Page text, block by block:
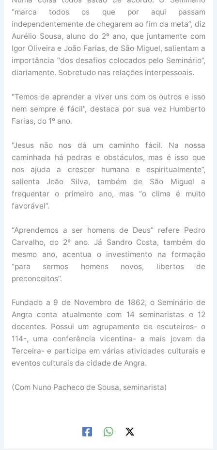
“marca todos os que por aqui passam
independentemente de chegarem ao fim da meta”, diz
Aurélio Sousa, aluno do 2º ano, que juntamente com
Igor Oliveira e João Farias, de São Miguel, salientam a
importância “dos desafios colocados pelo Seminário”,
diariamente. Sobretudo nas relações interpessoais.
“Temos de aprender a viver uns com os outros e isso
nem sempre é fácil”, destaca por sua vez Humberto
Farias, do 1º ano.
“Jesus não nos dá um caminho fácil. Na nossa
caminhada há pedras e obstáculos, mas é isso que
nos ajuda a crescer humana e espiritualmente”,
salienta João Silva, também de São Miguel a
frequentar o primeiro ano, mas “o clima é muito
favorável”.
“Aprendemos a ser homens de Deus” refere Pedro
Carvalho, do 2º ano. Já Sandro Costa, também do
mesmo ano, acentua o investimento na formação
“para sermos homens novos, libertos de
preconceitos”.
Fundado a 9 de Novembro de 1862, o Seminário de
Angra conta atualmente com 14 seminaristas e 12
docentes. Possui um agrupamento de escuteiros- o
114-, uma conferência vicentina- a mais jovem da
Terceira- e participa em várias atividades culturais e
eventos culturais da cidade de Angra.
(Com Nuno Pacheco de Sousa, seminarista)